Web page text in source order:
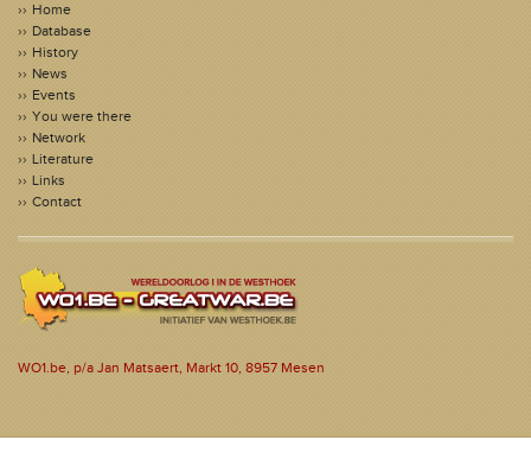
Home
Database
History
News
Events
You were there
Network
Literature
Links
Contact
WO1.be, p/a Jan Matsaert, Markt 10, 8957 Mesen